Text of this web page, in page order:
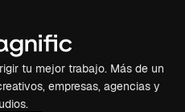
tu mejor trabajo. Más de un
empresas, agencias y